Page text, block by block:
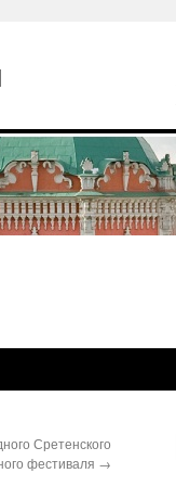
Сретенского
фестиваля →